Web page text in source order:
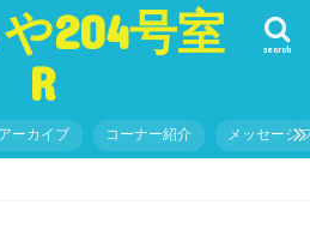
204号室
R
search
ーカイブ コーナー紹介 メッセージ